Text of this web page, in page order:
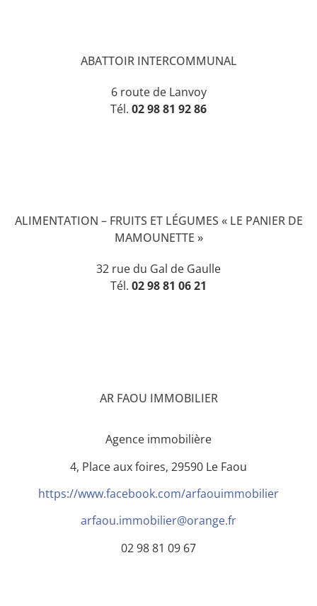
ABATTOIR INTERCOMMUNAL
6 route de Lanvoy
Tél. 02 98 81 92 86
ALIMENTATION – FRUITS ET LÉGUMES « LE PANIER DE
MAMOUNETTE »
32 rue du Gal de Gaulle
Tél. 02 98 81 06 21
AR FAOU IMMOBILIER
Agence immobilière
4, Place aux foires, 29590 Le Faou
https://www.facebook.com/arfaouimmobilier
arfaou.immobilier@orange.fr
02 98 81 09 67